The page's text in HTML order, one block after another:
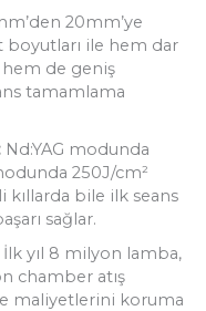
20mm’ye
boyutları ile hem dar
hem de geniş
tamamlama
Nd:YAG modunda
250J/cm²
bile ilk seans
sağlar.
yıl 8 milyon lamba,
chamber atış
maliyetlerini koruma